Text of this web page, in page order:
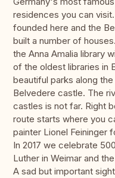
residences you can
founded here and the
built a number of
the Anna Amalia library
of the oldest libraries in
beautiful parks along
Belvedere castle. The
castles is not far. Right
route starts where you
painter Lionel Feininger
In 2017 we celebrate
Luther in Weimar and
A sad but important